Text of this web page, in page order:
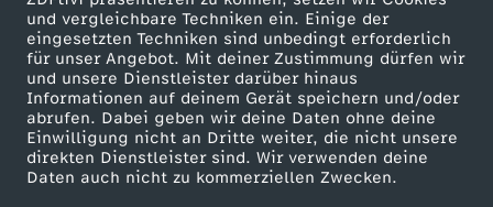
und vergleichbare Techniken ein. Einige der
eingesetzten Techniken sind unbedingt erforderlich
für unser Angebot. Mit deiner Zustimmung dürfen wir
und unsere Dienstleister darüber hinaus
Informationen auf deinem Gerät speichern und/oder
abrufen. Dabei geben wir deine Daten ohne deine
Einwilligung nicht an Dritte weiter, die nicht unsere
direkten Dienstleister sind. Wir verwenden deine
Daten auch nicht zu kommerziellen Zwecken.
Mehr ZDF
ZDF-Apps
Smart TV
ZDFtext
Service
ZDFmitreden
Kontakt zum ZDF
Tickets